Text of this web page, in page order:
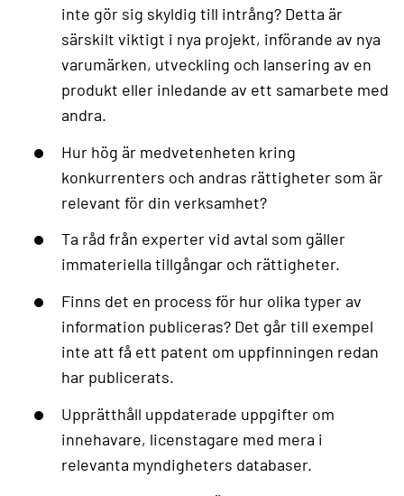
inte gör sig skyldig till intrång? Detta är
särskilt viktigt i nya projekt, införande av nya
varumärken, utveckling och lansering av en
produkt eller inledande av ett samarbete med
andra.
Hur hög är medvetenheten kring
konkurrenters och andras rättigheter som är
relevant för din verksamhet?
Ta råd från experter vid avtal som gäller
immateriella tillgångar och rättigheter.
Finns det en process för hur olika typer av
information publiceras? Det går till exempel
inte att få ett patent om uppfinningen redan
har publicerats.
Upprätthåll uppdaterade uppgifter om
innehavare, licenstagare med mera i
relevanta myndigheters databaser.